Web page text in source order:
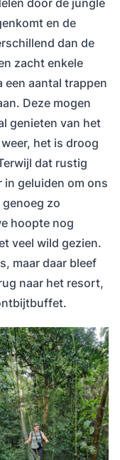
en de
dan de
zacht enkele
aantal trappen
Deze mogen
genieten van het
het is droog
dat rustig
geluiden om ons
genoeg zo
hoopte nog
veel wild gezien.
maar daar bleef
naar het resort,